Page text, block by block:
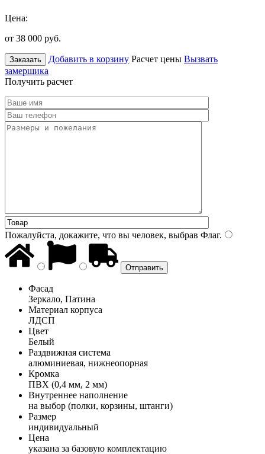
Цена:
от 38 000 руб.
Заказать Добавить в корзину Расчет цены Вызвать
замерщика
Получить расчет
Пожалуйста, докажите, что вы человек, выбрав Флаг.
Фасад
Зеркало, Патина
Материал корпуса
ЛДСП
Цвет
Белый
Раздвижная система
алюминиевая, нижнеопорная
Кромка
ПВХ (0,4 мм, 2 мм)
Внутреннее наполнение
на выбор (полки, корзины, штанги)
Размер
индивидуальный
Цена
указана за базовую комплектацию